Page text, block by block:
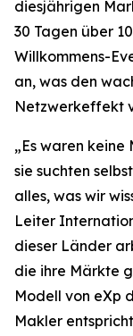
diesjährigen
30 Tagen über
Willkommens-
an, was den
Netzwerkeffekt
„Es waren
sie suchten
alles, was wir
Leiter
dieser Länder
die ihre Märkte
Modell von eXp
Makler